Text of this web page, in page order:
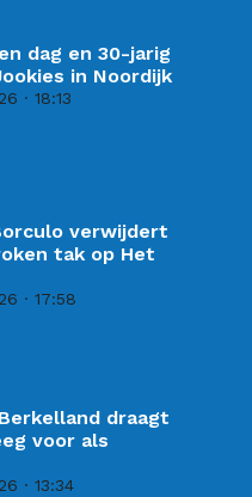
dag en 30-jarig
in Noordijk
18:13
verwijdert
tak op Het
17:58
draagt
voor als
13:34